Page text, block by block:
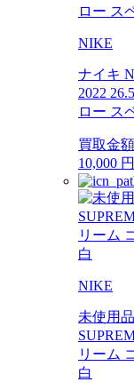
NIKE
ナイキ
2022
ロー ス
買取金額
10,000 円
NIKE
未使用
リーム
白